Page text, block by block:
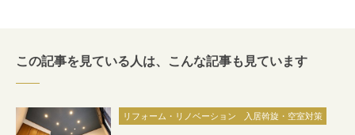
この記事を見ている人は、 こんな記事も見ています
リフォーム・リノベーション 入居斡旋・空室対策